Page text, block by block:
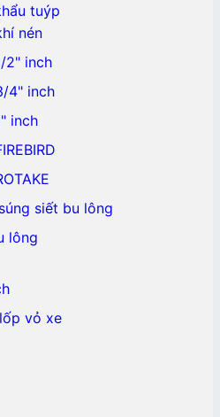
tuýp
nén
2" inch
4" inch
inch
siết bu lông
lông
vỏ xe